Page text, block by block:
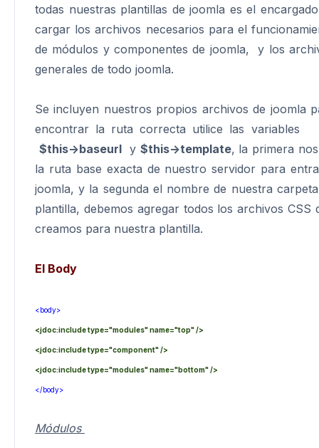
todas nuestras plantillas de joomla es el
cargar los archivos necesarios para el
de módulos y componentes de joomla, y los
generales de todo joomla.
Se incluyen nuestros propios archivos de joomla
encontrar la ruta correcta utilice las
$this->baseurl y $this->template, la primera
la ruta base exacta de nuestro servidor para
joomla, y la segunda el nombre de nuestra
plantilla, debemos agregar todos los archivos CSS
creamos para nuestra plantilla.
El Body
<body>
<jdoc:include type="modules" name="top" />
<jdoc:include type="component" />
<jdoc:include type="modules" name="bottom" />
</body>
Módulos